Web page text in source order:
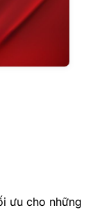
ưu cho những